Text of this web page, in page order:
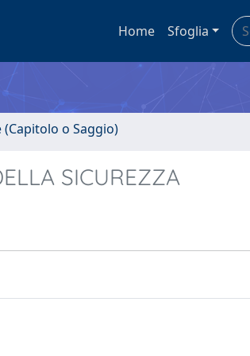
Home Sfoglia
o Saggio)
SICUREZZA